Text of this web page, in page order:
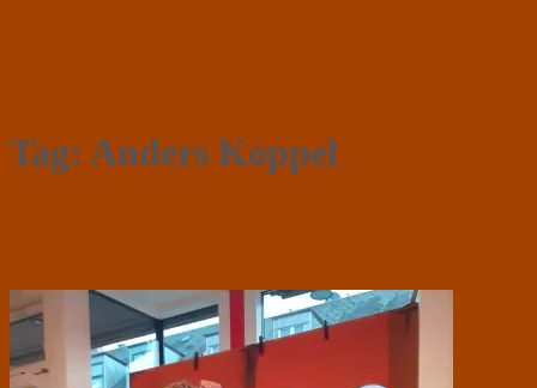
Tag: Anders Koppel